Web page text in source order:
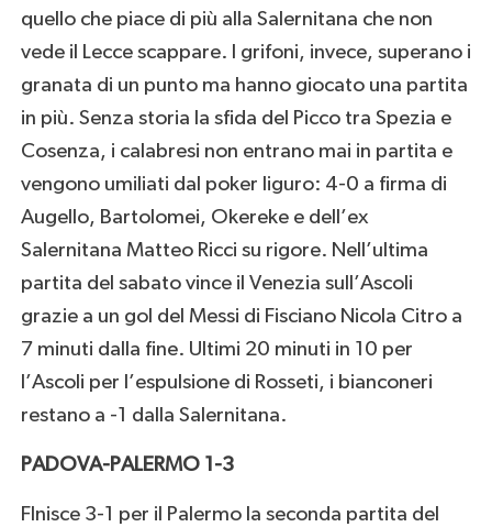
quello che piace di più alla Salernitana che non
vede il Lecce scappare. I grifoni, invece, superano i
granata di un punto ma hanno giocato una partita
in più. Senza storia la sfida del Picco tra Spezia e
Cosenza, i calabresi non entrano mai in partita e
vengono umiliati dal poker liguro: 4-0 a firma di
Augello, Bartolomei, Okereke e dell’ex
Salernitana Matteo Ricci su rigore. Nell’ultima
partita del sabato vince il Venezia sull’Ascoli
grazie a un gol del Messi di Fisciano Nicola Citro a
7 minuti dalla fine. Ultimi 20 minuti in 10 per
l’Ascoli per l’espulsione di Rosseti, i bianconeri
restano a -1 dalla Salernitana.
PADOVA-PALERMO 1-3
FInisce 3-1 per il Palermo la seconda partita del